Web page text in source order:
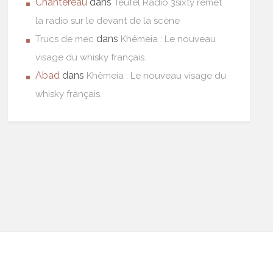
Teufel Radio 3sixty remet
la radio sur le devant de la scène
Trucs de mec dans Khêmeia : Le nouveau
visage du whisky français.
Abad dans Khêmeia : Le nouveau visage du
whisky français.